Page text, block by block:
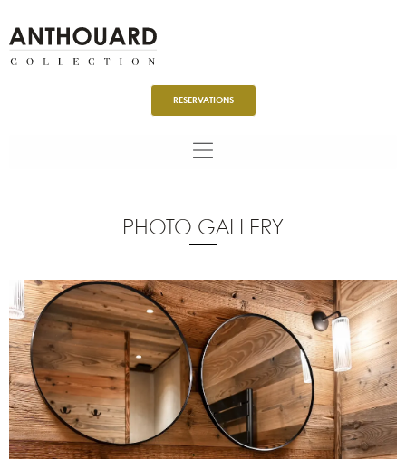
au
contenu
RESERVATIONS
PHOTO GALLERY